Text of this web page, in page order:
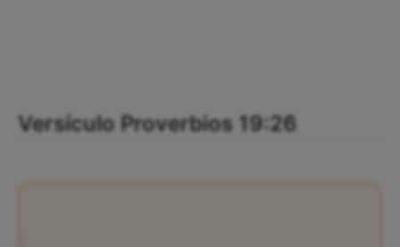
Versículo Proverbios 19:26